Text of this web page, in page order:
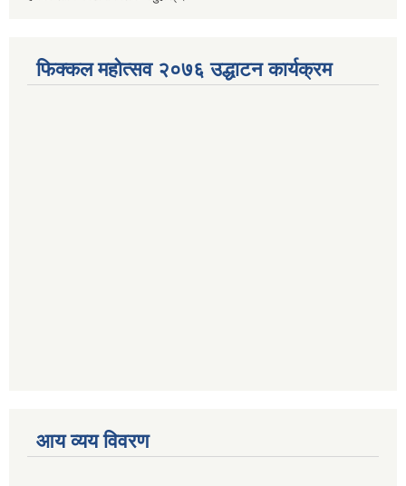
फिक्कल महोत्सव २०७६ उद्धाटन कार्यक्रम
आय व्यय विवरण